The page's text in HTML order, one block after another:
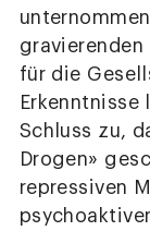
für die
Schluss zu,
Drogen»
repressiven